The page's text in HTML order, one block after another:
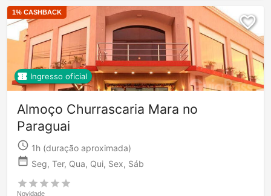
1% CASHBACK
Ingresso oficial
Almoço Churrascaria Mara no
Paraguai
1h (duração aproximada)
Seg, Ter, Qua, Qui, Sex, Sáb
Novidade